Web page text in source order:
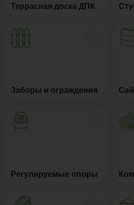
Террасная доска ДПК
Заборы и ограждения
Регулируемые опоры